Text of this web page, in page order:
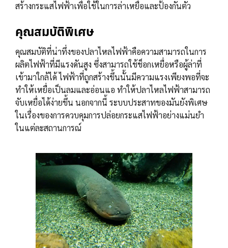
สร้างกระแสไฟฟ้าเพื่อใช้ในการล่าเหยื่อและป้องกันตัว
คุณสมบัติพิเศษ
คุณสมบัติที่น่าทึ่งของปลาไหลไฟฟ้าคือความสามารถในการ
ผลิตไฟฟ้าที่มีแรงดันสูง ซึ่งสามารถใช้ช็อกเหยื่อหรือผู้ล่าที่
เข้ามาใกล้ได้ ไฟฟ้าที่ถูกสร้างขึ้นนั้นมีความแรงเพียงพอที่จะ
ทำให้เหยื่อเป็นลมและอ่อนแอ ทำให้ปลาไหลไฟฟ้าสามารถ
จับเหยื่อได้ง่ายขึ้น นอกจากนี้ ระบบประสาทของมันยังพิเศษ
ในเรื่องของการควบคุมการปล่อยกระแสไฟฟ้าอย่างแม่นยำ
ในแต่ละสถานการณ์